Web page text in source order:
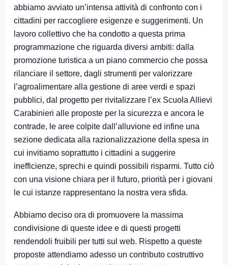
abbiamo avviato un’intensa attività di confronto con i
cittadini per raccogliere esigenze e suggerimenti. Un
lavoro collettivo che ha condotto a questa prima
programmazione che riguarda diversi ambiti: dalla
promozione turistica a un piano commercio che possa
rilanciare il settore, dagli strumenti per valorizzare
l’agroalimentare alla gestione di aree verdi e spazi
pubblici, dal progetto per rivitalizzare l’ex Scuola Allievi
Carabinieri alle proposte per la sicurezza e ancora le
contrade, le aree colpite dall’alluvione ed infine una
sezione dedicata alla razionalizzazione della spesa in
cui invitiamo soprattutto i cittadini a suggerire
inefficienze, sprechi e quindi possibili risparmi. Tutto ciò
con una visione chiara per il futuro, priorità per i giovani
le cui istanze rappresentano la nostra vera sfida.
Abbiamo deciso ora di promuovere la massima
condivisione di queste idee e di questi progetti
rendendoli fruibili per tutti sul web. Rispetto a queste
proposte attendiamo adesso un contributo costruttivo